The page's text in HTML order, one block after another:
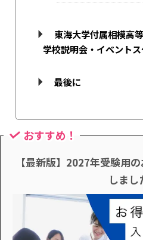
東海大学付属相模高
学校説明会・イベント
最後に
おすすめ！
【最新版】2027年受験用
しまし